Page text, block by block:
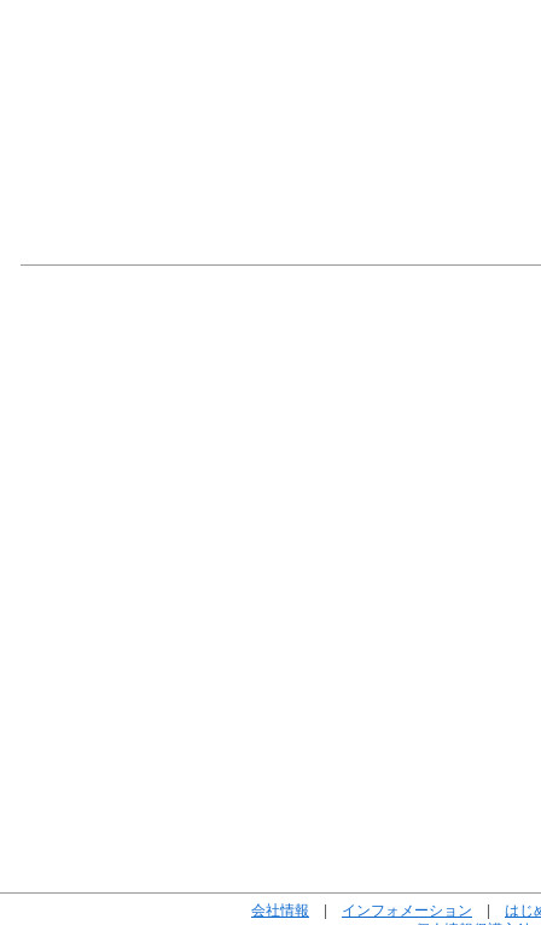
会社情報 | インフォメーション | はじ